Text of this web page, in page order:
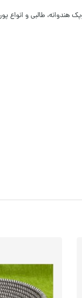
طالبی و انواع